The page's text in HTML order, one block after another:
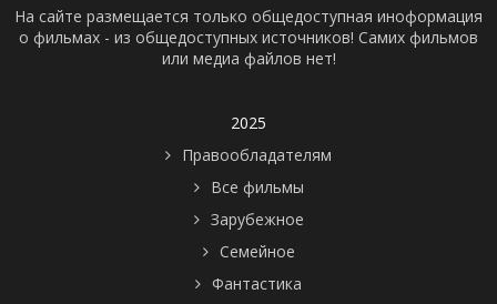
На сайте размещается только общедоступная иноформация
о фильмах - из общедоступных источников! Самих фильмов
или медиа файлов нет!
2025
Правообладателям
Все фильмы
Зарубежное
Семейное
Фантастика